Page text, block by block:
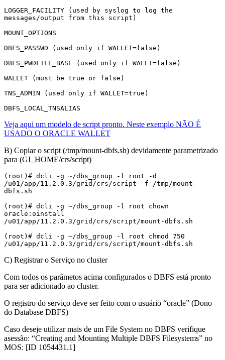
LOGGER_FACILITY (used by syslog to log the
messages/output from this script)
MOUNT_OPTIONS
DBFS_PASSWD (used only if WALLET=false)
DBFS_PWDFILE_BASE (used only if WALET=false)
WALLET (must be true or false)
TNS_ADMIN (used only if WALLET=true)
DBFS_LOCAL_TNSALIAS
Veja aqui um modelo de script pronto. Neste exemplo NÃO É
USADO O ORACLE WALLET
B) Copiar o script (/tmp/mount-dbfs.sh) devidamente parametrizado
para (GI_HOME/crs/script)
(root)# dcli -g ~/dbs_group -l root -d
/u01/app/11.2.0.3/grid/crs/script -f /tmp/mount-
dbfs.sh
(root)# dcli -g ~/dbs_group -l root chown
oracle:oinstall
/u01/app/11.2.0.3/grid/crs/script/mount-dbfs.sh
(root)# dcli -g ~/dbs_group -l root chmod 750
/u01/app/11.2.0.3/grid/crs/script/mount-dbfs.sh
C) Registrar o Serviço no cluster
Com todos os parâmetos acima configurados o DBFS está pronto
para ser adicionado ao cluster.
O registro do serviço deve ser feito com o usuário “oracle” (Dono
do Database DBFS)
Caso deseje utilizar mais de um File System no DBFS verifique
asessão: “Creating and Mounting Multiple DBFS Filesystems” no
MOS: [ID 1054431.1]